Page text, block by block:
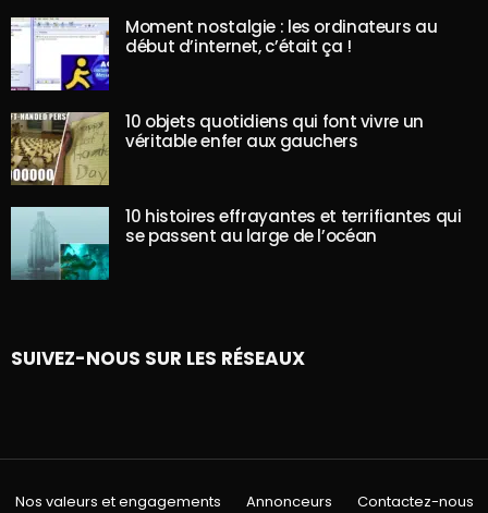
Moment nostalgie : les ordinateurs au
début d’internet, c’était ça !
10 objets quotidiens qui font vivre un
véritable enfer aux gauchers
10 histoires effrayantes et terrifiantes qui
se passent au large de l’océan
SUIVEZ-NOUS SUR LES RÉSEAUX
Nos valeurs et engagements Annonceurs
Contactez-nous